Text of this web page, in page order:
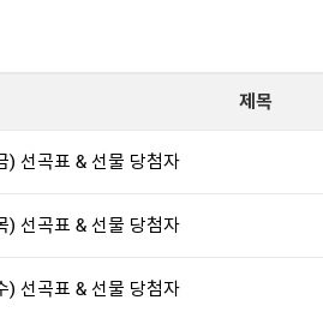
제목
) 선곡표 & 선물 당첨자
) 선곡표 & 선물 당첨자
) 선곡표 & 선물 당첨자